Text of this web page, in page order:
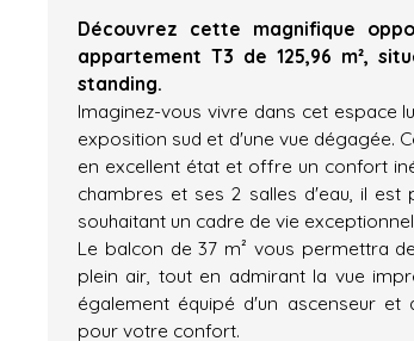
Découvrez cette magnifique
appartement T3 de 125,96 m²,
standing.
Imaginez-vous vivre dans cet espace
exposition sud et d'une vue dégagée.
en excellent état et offre un confort
chambres et ses 2 salles d'eau, il
souhaitant un cadre de vie
Le balcon de 37 m² vous permettra
plein air, tout en admirant la vue
également équipé d'un ascenseur et
pour votre confort.